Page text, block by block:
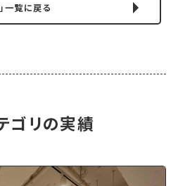
一覧に戻る
ゴリの実績